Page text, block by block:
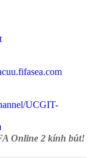
UCGIT-
Online 2 kính bút!